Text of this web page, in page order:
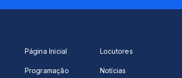
Página Inicial
Programação
Locutores
Notícias